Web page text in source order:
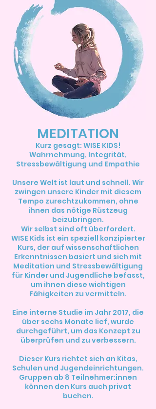
MEDITATION
Kurz gesagt: WISE KIDS!
Wahrnehmung, Integrität,
Stressbewältigung und Empathie
Unsere Welt ist laut und schnell. Wir
zwingen unsere Kinder mit diesem
Tempo zurechtzukommen, ohne
ihnen das nötige Rüstzeug
beizubringen.
Wir selbst sind oft überfordert.
WISE Kids ist ein speziell konzipierter
Kurs, der auf wissenschaftlichen
Erkenntnissen basiert und sich mit
Meditation und Stressbewältigung
für Kinder und Jugendliche befasst,
um ihnen diese wichtigen
Fähigkeiten zu vermitteln.
Eine interne Studie im Jahr 2017, die
über sechs Monate lief, wurde
durchgeführt, um das Konzept zu
überprüfen und zu verbessern.
Dieser Kurs richtet sich an Kitas,
Schulen und Jugendeinrichtungen.
Gruppen ab 8 Teilnehmer:innen
können den Kurs auch privat
buchen.